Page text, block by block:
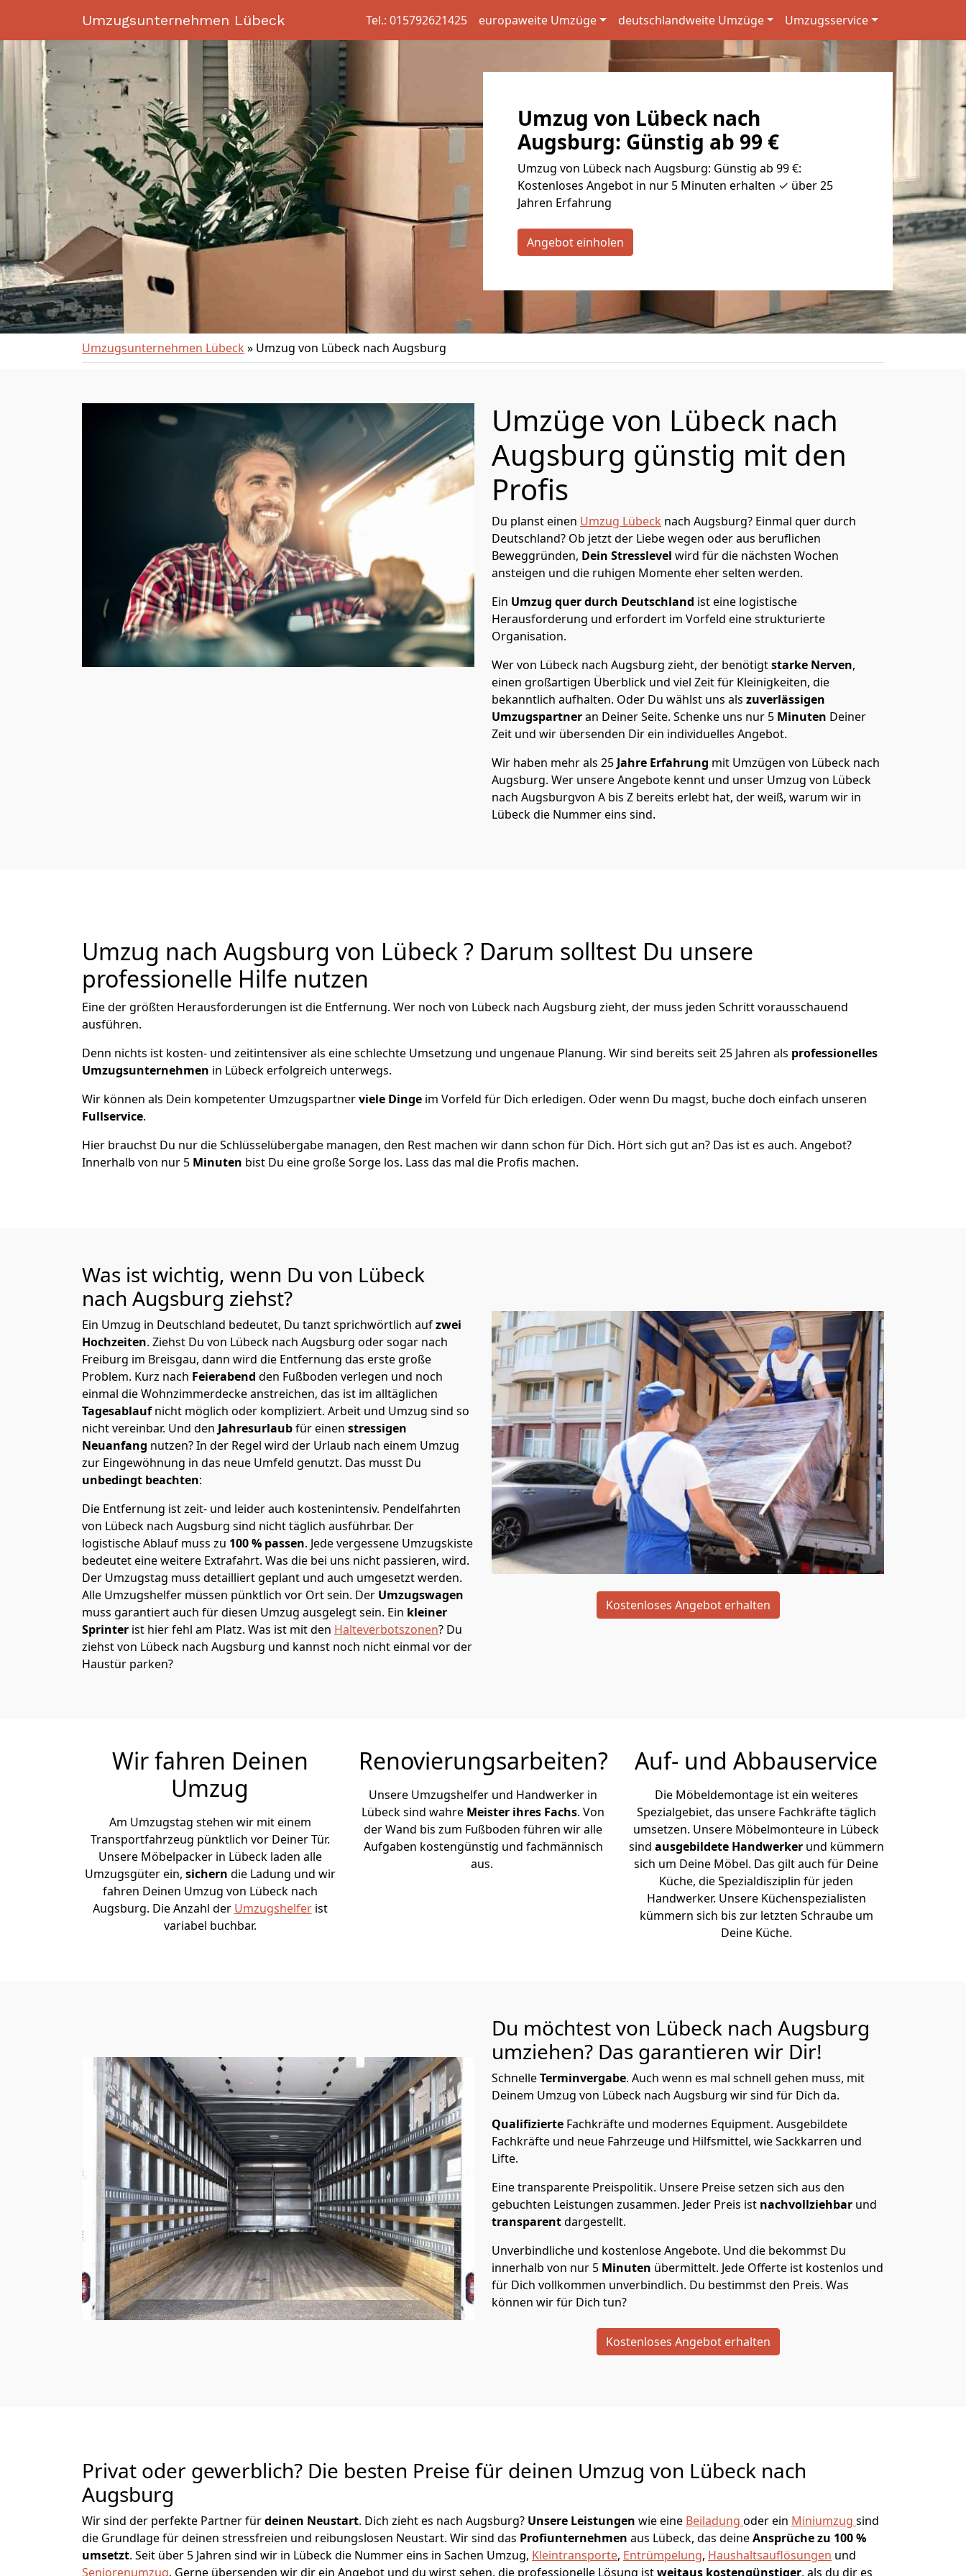
Umzugsunternehmen Lübeck Tel.: 015792621425 europaweite Umzüge deutschlandweite Umzüge Umzugsservice
Umzug von Lübeck nach
Augsburg: Günstig ab 99 €
Umzug von Lübeck nach Augsburg: Günstig ab 99 €:
Kostenloses Angebot in nur 5 Minuten erhalten ✓ über 25
Jahren Erfahrung
Angebot einholen
Umzugsunternehmen Lübeck » Umzug von Lübeck nach Augsburg
Umzüge von Lübeck nach
Augsburg günstig mit den
Profis
Du planst einen Umzug Lübeck nach Augsburg? Einmal quer durch
Deutschland? Ob jetzt der Liebe wegen oder aus beruflichen
Beweggründen, Dein Stresslevel wird für die nächsten Wochen
ansteigen und die ruhigen Momente eher selten werden.
Ein Umzug quer durch Deutschland ist eine logistische
Herausforderung und erfordert im Vorfeld eine strukturierte
Organisation.
Wer von Lübeck nach Augsburg zieht, der benötigtstarke Nerven,
einen großartigen Überblick und viel Zeit für Kleinigkeiten, die
bekanntlich aufhalten. Oder Du wählst uns als zuverlässigen
Umzugspartneran Deiner Seite. Schenke uns nur 5 Minuten Deiner
Zeit und wir übersenden Dir ein individuelles Angebot.
Wir haben mehr als 25 Jahre Erfahrung mit Umzügen von Lübeck nach
Augsburg. Wer unsere Angebote kennt und unser Umzug von Lübeck
nach Augsburgvon A bis Z bereits erlebt hat, der weiß, warum wir in
Lübeck die Nummer eins sind.
Umzug nach Augsburg von Lübeck ? Darum solltest Du unsere
professionelle Hilfe nutzen
Eine der größten Herausforderungen ist die Entfernung. Wer noch von Lübeck nach Augsburg zieht, der muss jeden Schritt vorausschauend
ausführen.
Denn nichts ist kosten- und zeitintensiver als eine schlechte Umsetzung und ungenaue Planung. Wir sind bereits seit 25 Jahren als professionelles
Umzugsunternehmen in Lübeck erfolgreich unterwegs.
Wir können als Dein kompetenter Umzugspartnerviele Dinge im Vorfeld für Dich erledigen. Oder wenn Du magst, buche doch einfach unseren
Fullservice.
Hier brauchst Du nur die Schlüsselübergabe managen, den Rest machen wir dann schon für Dich. Hört sich gut an? Das ist es auch. Angebot?
Innerhalb von nur 5 Minuten bist Du eine große Sorge los. Lass das mal die Profis machen.
Was ist wichtig, wenn Du von Lübeck
nach Augsburg ziehst?
Ein Umzug in Deutschland bedeutet, Du tanzt sprichwörtlich aufzwei
Hochzeiten. Ziehst Du von Lübeck nach Augsburg oder sogar nach
Freiburg im Breisgau, dann wird die Entfernung das erste große
Problem. Kurz nach Feierabend den Fußboden verlegen und noch
einmal die Wohnzimmerdecke anstreichen, das ist im alltäglichen
Tagesablaufnicht möglich oder kompliziert. Arbeit und Umzug sind so
nicht vereinbar. Und den Jahresurlaubfür einen stressigen
Neuanfang nutzen? In der Regel wird der Urlaub nach einem Umzug
zur Eingewöhnung in das neue Umfeld genutzt. Das musst Du
unbedingt beachten:
Die Entfernung ist zeit- und leider auch kostenintensiv. Pendelfahrten
von Lübeck nach Augsburg sind nicht täglich ausführbar. Der
logistische Ablauf muss zu 100 % passen. Jede vergessene Umzugskiste
bedeutet eine weitere Extrafahrt. Was die bei uns nicht passieren, wird.
Der Umzugstag muss detailliert geplant und auch umgesetzt werden.
Alle Umzugshelfer müssen pünktlich vor Ort sein. Der Umzugswagen
muss garantiert auch für diesen Umzug ausgelegt sein. Ein kleiner
Sprinter ist hier fehl am Platz. Was ist mit den Halteverbotszonen? Du
ziehst von Lübeck nach Augsburg und kannst noch nicht einmal vor der
Haustür parken?
Kostenloses Angebot erhalten
Wir fahren Deinen
Umzug
Am Umzugstag stehen wir mit einem
Transportfahrzeug pünktlich vor Deiner Tür.
Unsere Möbelpacker in Lübeck laden alle
Umzugsgüter ein, sichern die Ladung und wir
fahren Deinen Umzug von Lübeck nach
Augsburg. Die Anzahl der Umzugshelferist
variabel buchbar.
Renovierungsarbeiten?
Unsere Umzugshelfer und Handwerker in
Lübeck sind wahre Meister ihres Fachs. Von
der Wand bis zum Fußboden führen wir alle
Aufgaben kostengünstig und fachmännisch
aus.
Auf- und Abbauservice
Die Möbeldemontage ist ein weiteres
Spezialgebiet, das unsere Fachkräfte täglich
umsetzen. Unsere Möbelmonteure in Lübeck
sind ausgebildete Handwerker und kümmern
sich um Deine Möbel. Das gilt auch für Deine
Küche, die Spezialdisziplin für jeden
Handwerker. Unsere Küchenspezialisten
kümmern sich bis zur letzten Schraube um
Deine Küche.
Du möchtest von Lübeck nach Augsburg
umziehen? Das garantieren wir Dir!
SchnelleTerminvergabe. Auch wenn es mal schnell gehen muss, mit
Deinem Umzug von Lübeck nach Augsburg wir sind für Dich da.
Qualifizierte Fachkräfte und modernes Equipment. Ausgebildete
Fachkräfte und neue Fahrzeuge und Hilfsmittel, wie Sackkarren und
Lifte.
Eine transparente Preispolitik. Unsere Preise setzen sich aus den
gebuchten Leistungen zusammen. Jeder Preis ist nachvollziehbar und
transparentdargestellt.
Unverbindliche und kostenlose Angebote. Und die bekommst Du
innerhalb von nur 5 Minuten übermittelt. Jede Offerte ist kostenlos und
für Dich vollkommen unverbindlich. Du bestimmst den Preis. Was
können wir für Dich tun?
Kostenloses Angebot erhalten
Privat oder gewerblich? Die besten Preise für deinen Umzug von Lübeck nach
Augsburg
Wir sind der perfekte Partner fürdeinen Neustart. Dich zieht es nach Augsburg? Unsere Leistungen wie eine Beiladung oder ein Miniumzug sind
die Grundlage für deinen stressfreien und reibungslosen Neustart. Wir sind das Profiunternehmen aus Lübeck, das deineAnsprüche zu 100 %
umsetzt. Seit über 5 Jahren sind wir in Lübeck die Nummer eins in Sachen Umzug, Kleintransporte, Entrümpelung, Haushaltsauflösungen und
Seniorenumzug. Gerne übersenden wir dir ein Angebot und du wirst sehen, die professionelle Lösung istweitaus kostengünstiger, als du dir es